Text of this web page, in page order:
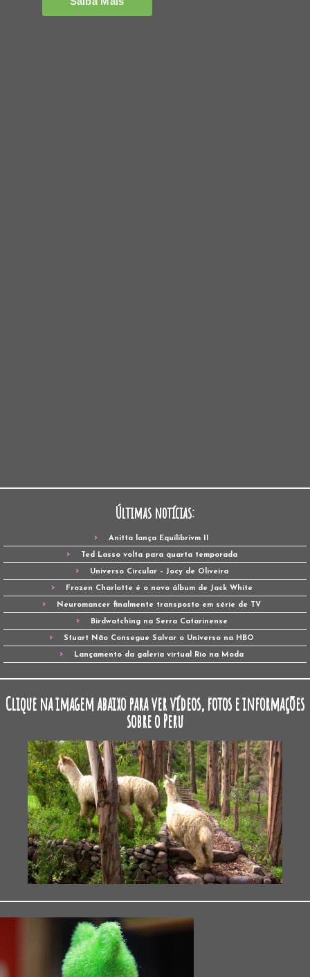
Últimas notícias:
Anitta lança Equilibrivm II
Ted Lasso volta para quarta temporada
Universo Circular – Jocy de Oliveira
Frozen Charlotte é o novo álbum de Jack White
Neuromancer finalmente transposto em série de TV
Birdwatching na Serra Catarinense
Stuart Não Consegue Salvar o Universo na HBO
Lançamento da galeria virtual Rio na Moda
Clique na imagem abaixo para ver vídeos, fotos e informações
sobre o Peru